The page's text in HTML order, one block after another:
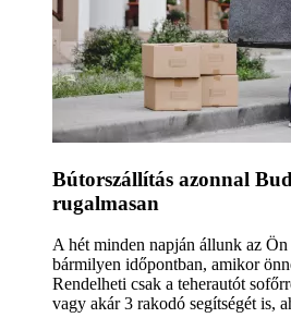
Bútorszállítás azonnal
rugalmasan
A hét minden napján állunk az Ön
bármilyen időpontban, amikor
Rendelheti csak a teherautót
vagy akár 3 rakodó segítségét is,